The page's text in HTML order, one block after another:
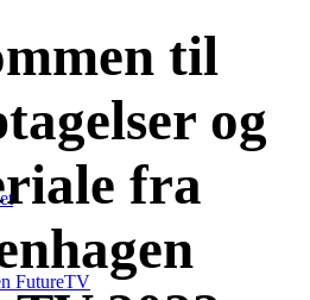
FutureTV
til
og
fra